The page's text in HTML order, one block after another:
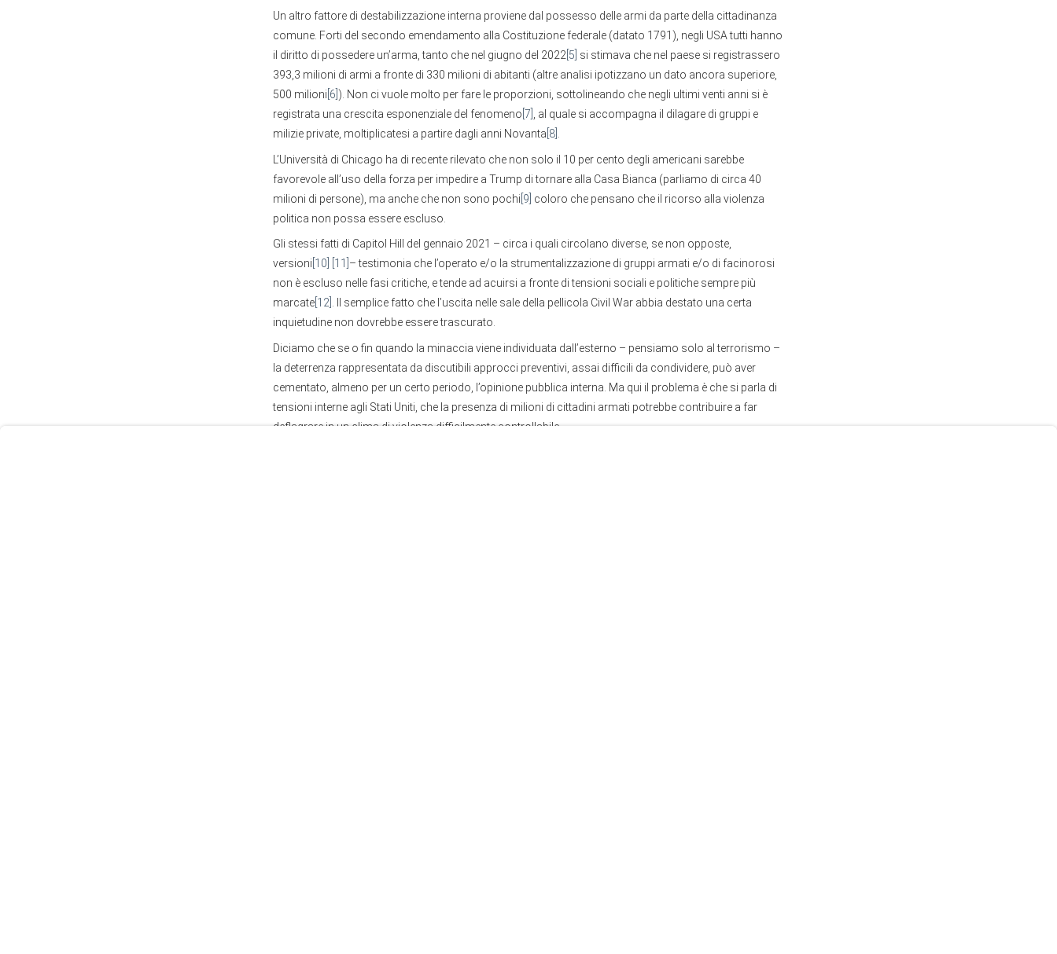
Un altro fattore di destabilizzazione interna proviene dal possesso delle armi da parte della cittadinanza
comune. Forti del secondo emendamento alla Costituzione federale (datato 1791), negli USA tutti hanno
il diritto di possedere un’arma, tanto che nel giugno del 2022 [5] si stimava che nel paese si registrassero
393,3 milioni di armi a fronte di 330 milioni di abitanti (altre analisi ipotizzano un dato ancora superiore,
500 milioni [6] ). Non ci vuole molto per fare le proporzioni, sottolineando che negli ultimi venti anni si è
registrata una crescita esponenziale del fenomeno [7]
, al quale si accompagna il dilagare di gruppi e
milizie private, moltiplicatesi a partire dagli anni Novanta [8]
L’Università di Chicago ha di recente rilevato che non solo il 10 per cento degli americani sarebbe
favorevole all’uso della forza per impedire a Trump di tornare alla Casa Bianca (parliamo di circa 40
milioni di persone), ma anche che non sono pochi [9] coloro che pensano che il ricorso alla violenza
politica non possa essere escluso.
Gli stessi fatti di Capitol Hill del gennaio 2021 – circa i quali circolano diverse, se non opposte,
versioni [10] [11] – testimonia che l’operato e/o la strumentalizzazione di gruppi armati e/o di facinorosi
non è escluso nelle fasi critiche, e tende ad acuirsi a fronte di tensioni sociali e politiche sempre più
marcate [12]
. Il semplice fatto che l’uscita nelle sale della pellicola Civil War abbia destato una certa
inquietudine non dovrebbe essere trascurato.
Diciamo che se o fin quando la minaccia viene individuata dall’esterno – pensiamo solo al terrorismo –
la deterrenza rappresentata da discutibili approcci preventivi, assai difficili da condividere, può aver
cementato, almeno per un certo periodo, l’opinione pubblica interna. Ma qui il problema è che si parla di
tensioni interne agli Stati Uniti, che la presenza di milioni di cittadini armati potrebbe contribuire a far
deflagrare in un clima di violenza difficilmente controllabile.